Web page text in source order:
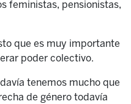
feministas, pensionistas,
que es muy importante
poder colectivo.
tenemos mucho que
de género todavía